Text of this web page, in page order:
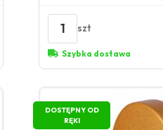
1 szt
Szybka dostawa
DOSTĘPNY OD
RĘKI